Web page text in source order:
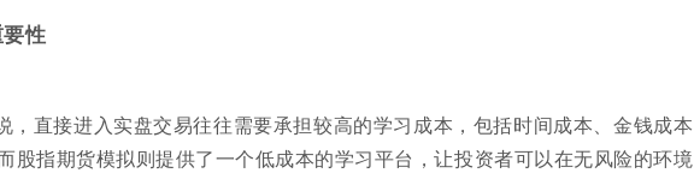
性
，直接进入实盘交易往往需要承担较高的学习成本，包括时间成本、金钱成本
股指期货模拟则提供了一个低成本的学习平台，让投资者可以在无风险的环境